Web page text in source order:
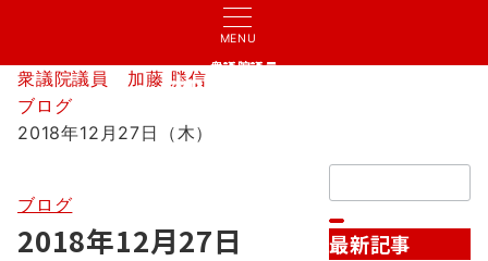
MENU
衆議院議員
加藤 勝信
衆議院議員 加藤 勝信
ブログ
2018年12月27日（木）
ブログ
2018年12月27日
索：
最新記事